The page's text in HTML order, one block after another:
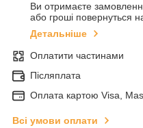
Ви отримаєте
або гроші повернуться
Детальніше
Оплатити частинами
Післяплата
Оплата картою Visa,
Всі умови оплати